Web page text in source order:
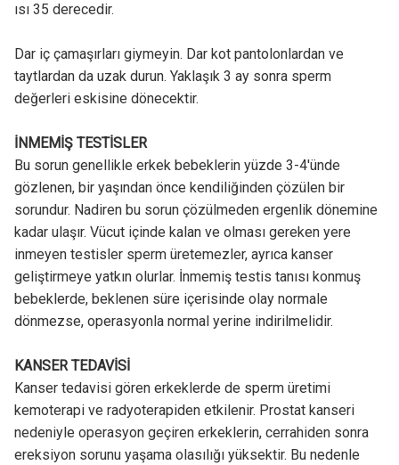
ısı 35 derecedir.
Dar iç çamaşırları giymeyin. Dar kot pantolonlardan ve
taytlardan da uzak durun. Yaklaşık 3 ay sonra sperm
değerleri eskisine dönecektir.
İNMEMİŞ TESTİSLER
Bu sorun genellikle erkek bebeklerin yüzde 3-4'ünde
gözlenen, bir yaşından önce kendiliğinden çözülen bir
sorundur. Nadiren bu sorun çözülmeden ergenlik dönemine
kadar ulaşır. Vücut içinde kalan ve olması gereken yere
inmeyen testisler sperm üretemezler, ayrıca kanser
geliştirmeye yatkın olurlar. İnmemiş testis tanısı konmuş
bebeklerde, beklenen süre içerisinde olay normale
dönmezse, operasyonla normal yerine indirilmelidir.
KANSER TEDAVİSİ
Kanser tedavisi gören erkeklerde de sperm üretimi
kemoterapi ve radyoterapiden etkilenir. Prostat kanseri
nedeniyle operasyon geçiren erkeklerin, cerrahiden sonra
ereksiyon sorunu yaşama olasılığı yüksektir. Bu nedenle